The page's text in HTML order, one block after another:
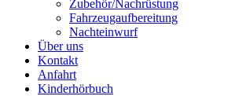
Zubehör/Nachrüstung
Fahrzeugaufbereitung
Nachteinwurf
Über uns
Kontakt
Anfahrt
Kinderhörbuch